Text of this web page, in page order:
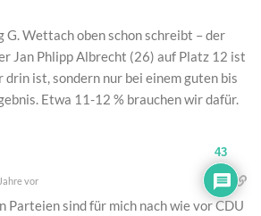
G. Wettach oben schon schreibt – der
Jan Phlipp Albrecht (26) auf Platz 12 ist
drin ist, sondern nur bei einem guten bis
Etwa 11-12 % brauchen wir dafür.
vor
Parteien sind für mich nach wie vor CDU
43